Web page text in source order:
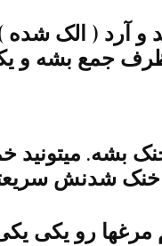
آرد ( الک شده )
بشه. میتونید
خنک شدنش
مرغها رو یکی